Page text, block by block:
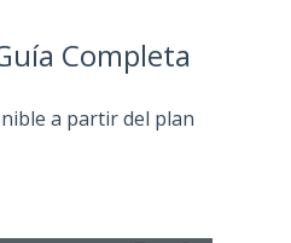
Completa
a partir del plan